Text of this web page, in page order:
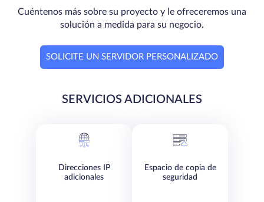
Cuéntenos más sobre su proyecto y le ofreceremos una
solución a medida para su negocio.
SOLICITE UN SERVIDOR PERSONALIZADO
SERVICIOS ADICIONALES
Direcciones IP
adicionales
Espacio de copia de
seguridad